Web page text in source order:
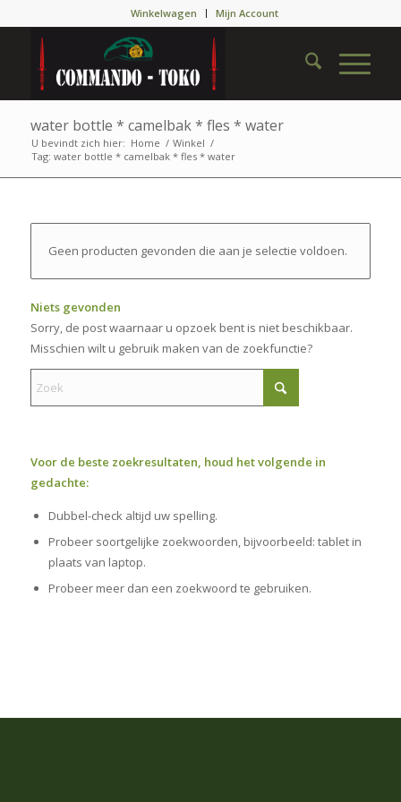
Winkelwagen Mijn Account
water bottle * camelbak * fles * water
U bevindt zich hier: Home / Winkel /
Tag: water bottle * camelbak * fles * water
Geen producten gevonden die aan je selectie voldoen.
Niets gevonden
Sorry, de post waarnaar u opzoek bent is niet beschikbaar.
Misschien wilt u gebruik maken van de zoekfunctie?
Voor de beste zoekresultaten, houd het volgende in
gedachte:
Dubbel-check altijd uw spelling.
Probeer soortgelijke zoekwoorden, bijvoorbeeld: tablet in
plaats van laptop.
Probeer meer dan een zoekwoord te gebruiken.